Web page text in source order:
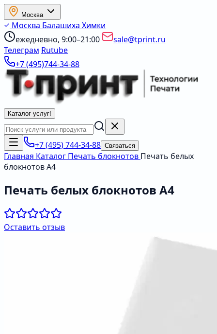
Москва
Москва Балашиха Химки
ежедневно, 9:00–21:00
sale@tprint.ru
Телеграм Rutube
+7 (495)744-34-88
Каталог услуг!
+7 (495) 744-34-88 Связаться
Главная Каталог Печать блокнотов Печать белых
блокнотов А4
Печать белых блокнотов А4
Оставить отзыв